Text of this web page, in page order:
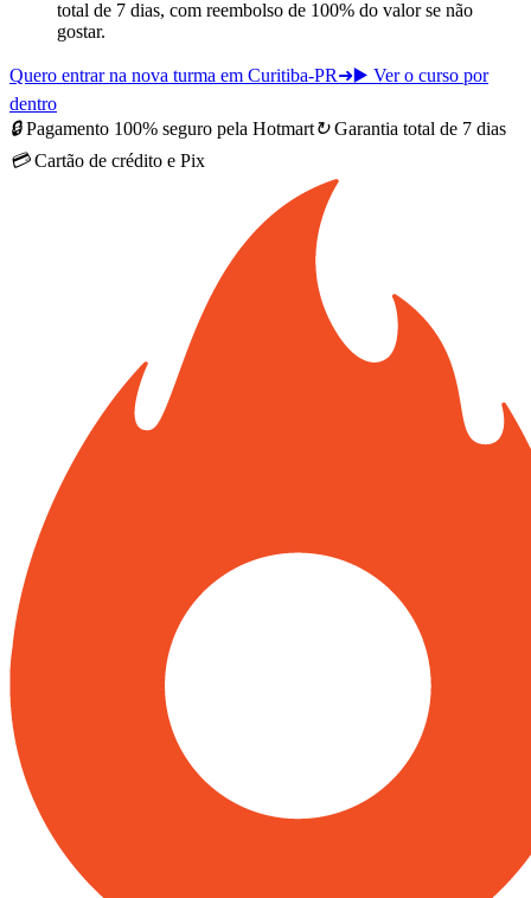
total de 7 dias, com reembolso de 100% do valor se não
gostar.
Quero entrar na nova turma em Curitiba-PR➜▶️ Ver o curso por
dentro
🔒Pagamento 100% seguro pela Hotmart↻Garantia total de 7 dias
💳Cartão de crédito e Pix